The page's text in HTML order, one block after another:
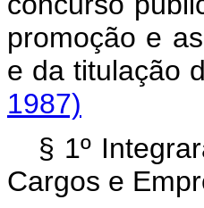
promoção e
e da
1987)
§ 1º
Cargos e